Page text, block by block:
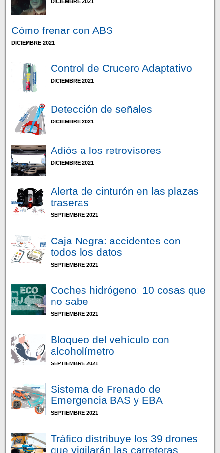
DICIEMBRE 2021
Cómo frenar con ABS
DICIEMBRE 2021
Control de Crucero Adaptativo
DICIEMBRE 2021
Detección de señales
DICIEMBRE 2021
Adiós a los retrovisores
DICIEMBRE 2021
Alerta de cinturón en las plazas
traseras
SEPTIEMBRE 2021
Caja Negra: accidentes con
todos los datos
SEPTIEMBRE 2021
Coches hidrógeno: 10 cosas que
no sabe
SEPTIEMBRE 2021
Bloqueo del vehículo con
alcoholímetro
SEPTIEMBRE 2021
Sistema de Frenado de
Emergencia BAS y EBA
SEPTIEMBRE 2021
Tráfico distribuye los 39 drones
que vigilarán las carreteras